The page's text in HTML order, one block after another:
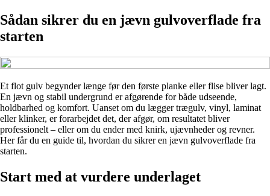
Sådan sikrer du en jævn gulvoverflade fra
starten
Et flot gulv begynder længe før den første planke eller flise bliver lagt.
En jævn og stabil undergrund er afgørende for både udseende,
holdbarhed og komfort. Uanset om du lægger trægulv, vinyl, laminat
eller klinker, er forarbejdet det, der afgør, om resultatet bliver
professionelt – eller om du ender med knirk, ujævnheder og revner.
Her får du en guide til, hvordan du sikrer en jævn gulvoverflade fra
starten.
Start med at vurdere underlaget